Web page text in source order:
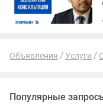
Объявления Услуги
Популярные